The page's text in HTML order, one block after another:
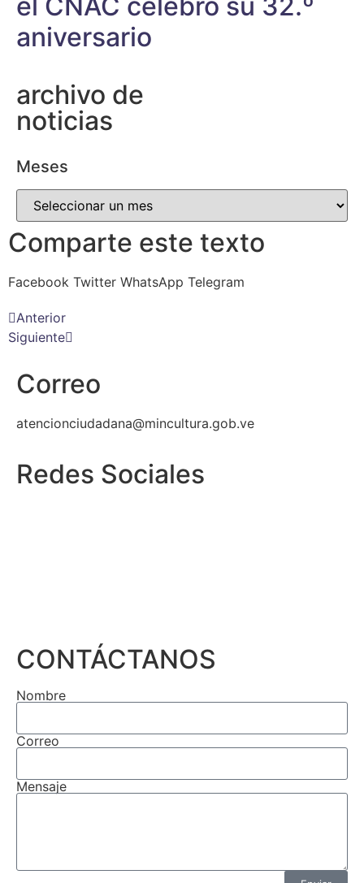
el CNAC celebró su 32.º
aniversario
archivo de
noticias
Meses
Comparte este texto
Facebook Twitter WhatsApp Telegram
Anterior
Siguiente
Correo
atencionciudadana@mincultura.gob.ve
Redes Sociales
CONTÁCTANOS
Nombre
Correo
Mensaje